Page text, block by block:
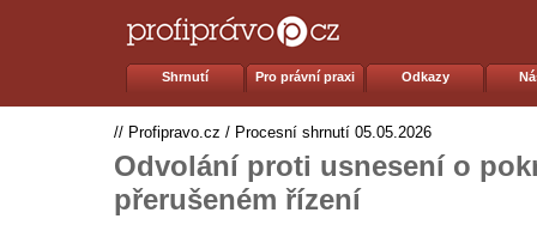
Shrnutí Pro právní praxi Odkazy
// Profipravo.cz / Procesní shrnutí 05.05.2026
Odvolání proti usnesení o
přerušeném řízení